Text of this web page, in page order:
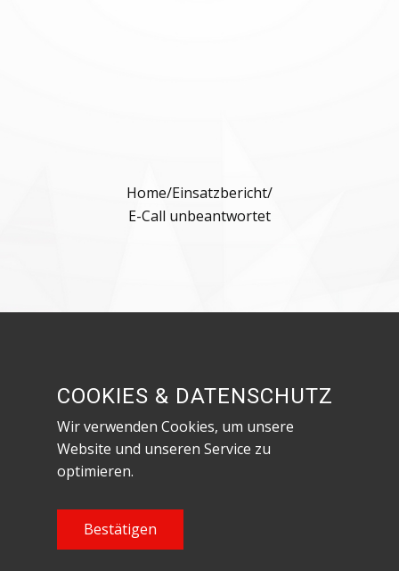
Home/Einsatzbericht/
E-Call unbeantwortet
der Pegnitz, 2023
Datenschutzerklärung & Impressum
COOKIES & DATENSCHUTZ
Wir verwenden Cookies, um unsere
Website und unseren Service zu
optimieren.
Bestätigen